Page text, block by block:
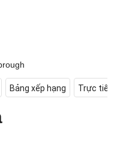
Bảng xếp hạng Trực tiếp